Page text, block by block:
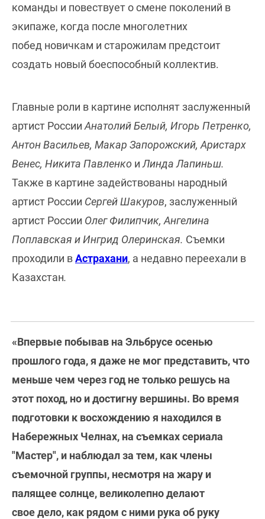
команды и повествует о смене поколений в
экипаже, когда после многолетних
побед новичкам и старожилам предстоит
создать новый боеспособный коллектив.
Главные роли в картине исполнят заслуженный
артист России Анатолий Белый, Игорь Петренко,
Антон Васильев, Макар Запорожский, Аристарх
Венес, Никита Павленко и Линда Лапиньш.
Также в картине задействованы народный
артист России Сергей Шакуров, заслуженный
артист России Олег Филипчик, Ангелина
Поплавская и Ингрид Олеринская.​ Съемки
проходили вАстрахани, а недавно переехали в
Казахстан.
«Впервые побывав на Эльбрусе осенью
прошлого года, я даже не мог представить, что
меньше чем через год не только решусь на
этот поход, но и достигну вершины. Во время
подготовки к восхождению я находился в
Набережных Челнах, на съемках сериала
"Мастер", и наблюдал за тем, как члены
съемочной группы, несмотря на жару и
палящее солнце, великолепно делают
свое дело, как рядом с ними рука об руку